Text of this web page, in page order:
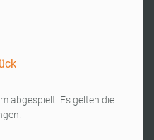
abgespielt. Es gelten die